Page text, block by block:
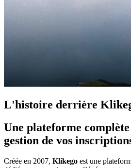
L'histoire derrière
Une plateforme complète
gestion de vos
Créée en 2007, Klikego est une